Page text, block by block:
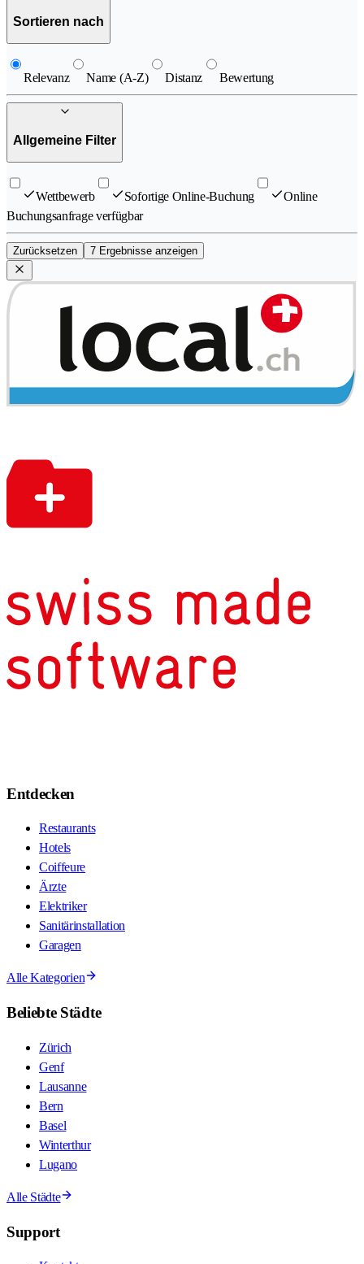
Sortieren nach
Relevanz Name (A-Z) Distanz Bewertung
Allgemeine Filter
Wettbewerb Sofortige Online-Buchung
Online
Buchungsanfrage verfügbar
Zurücksetzen 7 Ergebnisse anzeigen
Entdecken
Restaurants
Hotels
Coiffeure
Ärzte
Elektriker
Sanitärinstallation
Garagen
Alle Kategorien
Beliebte Städte
Zürich
Genf
Lausanne
Bern
Basel
Winterthur
Lugano
Alle Städte
Support